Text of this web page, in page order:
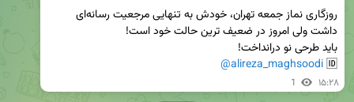
🆔
@alireza_maghsoodi
1 ۱۵:۲۸